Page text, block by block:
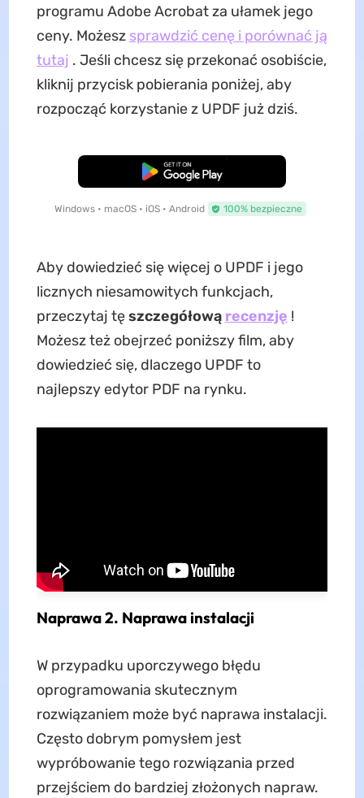
programu Adobe Acrobat za ułamek jego
ceny. Możesz sprawdzić cenę i porównać ją
tutaj . Jeśli chcesz się przekonać osobiście,
kliknij przycisk pobierania poniżej, aby
rozpocząć korzystanie z UPDF już dziś.
Pobierz za darmo
Windows • macOS • iOS • Android 100% bezpieczne
Aby dowiedzieć się więcej o UPDF i jego
licznych niesamowitych funkcjach,
przeczytaj tęszczegółową recenzję !
Możesz też obejrzeć poniższy film, aby
dowiedzieć się, dlaczego UPDF to
najlepszy edytor PDF na rynku.
Naprawa 2. Naprawa instalacji
W przypadku uporczywego błędu
oprogramowania skutecznym
rozwiązaniem może być naprawa instalacji.
Często dobrym pomysłem jest
wypróbowanie tego rozwiązania przed
przejściem do bardziej złożonych napraw.